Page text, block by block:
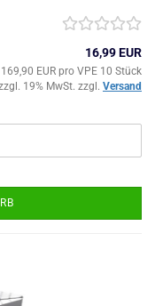
16,99 EUR
169,90 EUR pro VPE 10 Stück
19% MwSt. zzgl. Versand